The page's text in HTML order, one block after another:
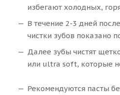
избегают холодных,
В течение 2-3 дней
чистки зубов показано
Далее зубы чистят
или ultra soft, которые
Рекомендуются пасты